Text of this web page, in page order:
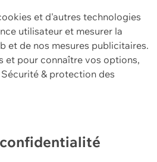
et d'autres technologies
utilisateur et mesurer la
et de nos mesures publicitaires.
et pour connaître vos options,
Sécurité & protection des